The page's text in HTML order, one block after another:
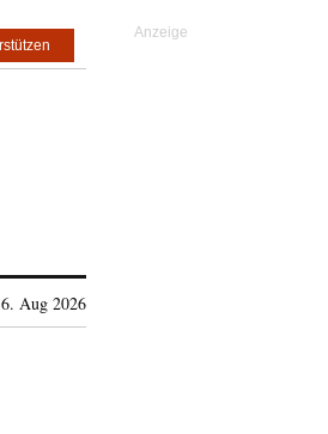
Aug 2026